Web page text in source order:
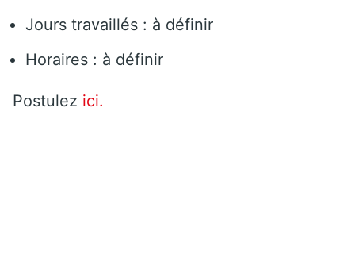
Jours travaillés : à définir
Horaires : à définir
Postulez ici.